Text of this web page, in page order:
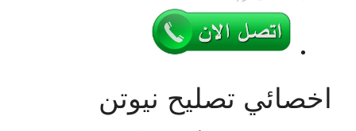
اخصائي تصليح نيوتن